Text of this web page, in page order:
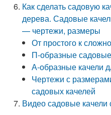
Как сделать садовую
дерева. Садовые
— чертежи, размеры
От простого к
П-образные
А-образные качели
Чертежи с
садовых качелей
Видео садовые качели